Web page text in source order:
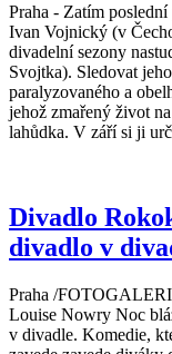
Praha - Zatím
Ivan Vojnický (v
divadelní sezony
Svojtka). Sledovat
paralyzovaného a
jehož zmařený život
lahůdka. V září si ji
Divadlo
divadlo v
Praha /
Louise Nowry Noc
v divadle. Komedie,